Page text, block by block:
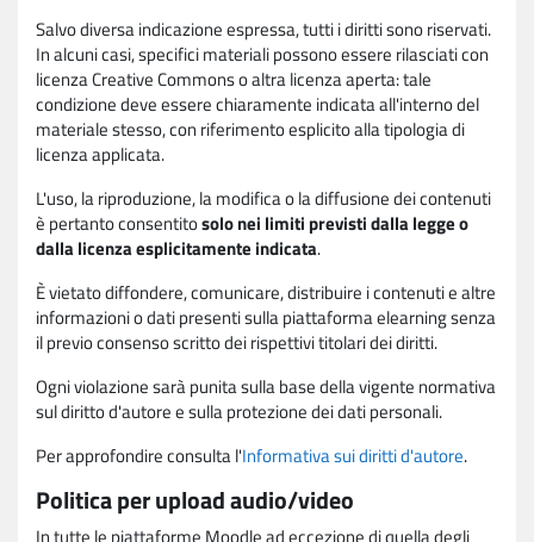
Salvo diversa indicazione espressa, tutti i diritti sono riservati.
In alcuni casi, specifici materiali possono essere rilasciati con
licenza Creative Commons o altra licenza aperta: tale
condizione deve essere chiaramente indicata all'interno del
materiale stesso, con riferimento esplicito alla tipologia di
licenza applicata.
L'uso, la riproduzione, la modifica o la diffusione dei contenuti
è pertanto consentitosolo nei limiti previsti dalla legge o
dalla licenza esplicitamente indicata.
È vietato diffondere, comunicare, distribuire i contenuti e altre
informazioni o dati presenti sulla piattaforma elearning senza
il previo consenso scritto dei rispettivi titolari dei diritti.
Ogni violazione sarà punita sulla base della vigente normativa
sul diritto d'autore e sulla protezione dei dati personali.
Per approfondire consulta l'Informativa sui diritti d'autore.
Politica per upload audio/video
In tutte le piattaforme Moodle ad eccezione di quella degli